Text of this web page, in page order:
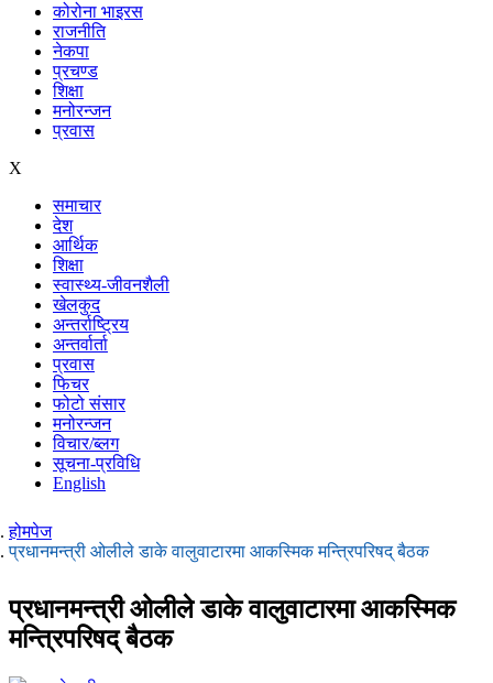
कोरोना भाइरस
राजनीति
नेकपा
प्रचण्ड
शिक्षा
मनोरन्जन
प्रवास
X
समाचार
देश
आर्थिक
शिक्षा
स्वास्थ्य-जीवनशैली
खेलकुद
अन्तर्राष्ट्रिय
अन्तर्वार्ता
प्रवास
फिचर
फोटो संसार
मनोरन्जन
विचार/ब्लग
सूचना-प्रविधि
English
होमपेज
प्रधानमन्त्री ओलीले डाके वालुवाटारमा आकस्मिक मन्त्रिपरिषद् बैठक
प्रधानमन्त्री ओलीले डाके वालुवाटारमा आकस्मिक
मन्त्रिपरिषद् बैठक